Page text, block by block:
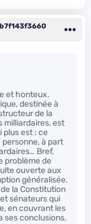
et honteux.
destinée à
de la
milliardaires, est
plus est : ce
à part
Bref,
problème de
ouverte aux
généralisée.
la Constitution
sénateurs qui
en couvrant les
ses conclusions.